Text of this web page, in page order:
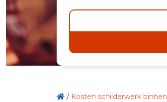
/ Kosten schilderwerk binnen